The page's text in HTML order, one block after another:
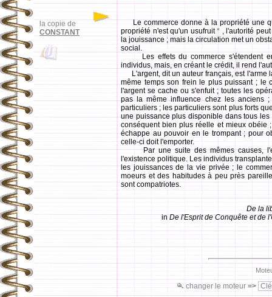
la copie de
CONSTANT
Le commerce donne à la propriété une
propriété n'est qu'un usufruit * , l'autorité
la jouissance ; mais la circulation met un
social.
Les effets du commerce s'étendent
individus, mais, en créant le crédit, il rend
L'argent, dit un auteur français, est l'arme
même temps son frein le plus puissant ; le
l'argent se cache ou s'enfuit ; toutes les
pas la même influence chez les anciens
particuliers ; les particuliers sont plus forts
une puissance plus disponible dans tous
conséquent bien plus réelle et mieux obéie
échappe au pouvoir en le trompant ; pour
celle-ci doit l'emporter.
Par une suite des mêmes causes,
l'existence politique. Les individus
les jouissances de la vie privée ; le
moeurs et des habitudes à peu près
sont compatriotes.
De la
inDe l'Esprit de Conquête et de
changer le moteur =>